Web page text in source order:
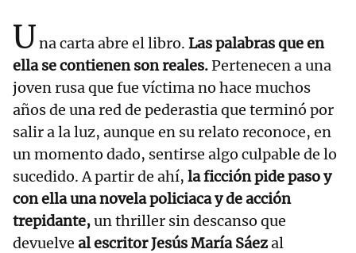
Una carta abre el libro. Las palabras que en
ella se contienen son reales.Pertenecen a una
joven rusa que fue víctima no hace muchos
años de una red de pederastia que terminó por
salir a la luz, aunque en su relato reconoce, en
un momento dado, sentirse algo culpable de lo
sucedido. A partir de ahí, la ficción pide paso y
con ella una novela policiaca y de acción
trepidante,un thriller sin descanso que
devuelve al escritor Jesús María Sáezal